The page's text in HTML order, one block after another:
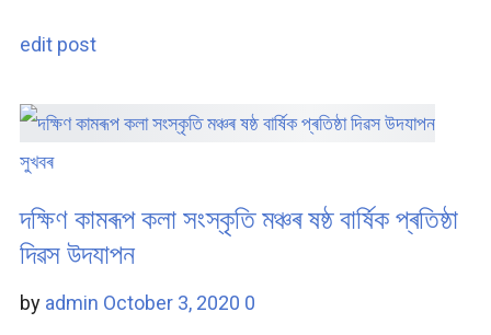
edit post
সুখবৰ
দক্ষিণ কামৰূপ কলা সংস্কৃতি মঞ্চৰ ষষ্ঠ বাৰ্ষিক প্ৰতিষ্ঠা
দিৱস উদযাপন
by admin October 3, 2020 0